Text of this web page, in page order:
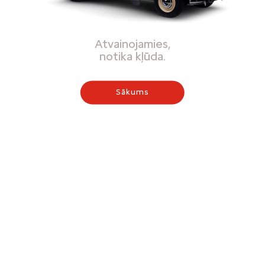
Atvainojamies,
notika kļūda.
Sākums